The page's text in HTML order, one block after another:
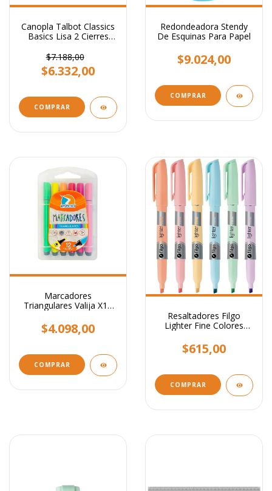
Canopla Talbot Classics
Basics Lisa 2 Cierres
$7.188,00
$6.332,00
COMPRAR
Redondeadora Stendy
De Esquinas Para Papel
$9.024,00
Marcadores
Triangulares Valija X12
$4.098,00
Resaltadores Filgo
Lighter Fine Colores
$615,00
COMPRAR